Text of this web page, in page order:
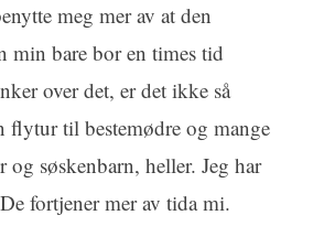
meg mer av at den
min bare bor en times tid
over det, er det ikke så
flytur til bestemødre og mange
og søskenbarn, heller. Jeg har
fortjener mer av tida mi.